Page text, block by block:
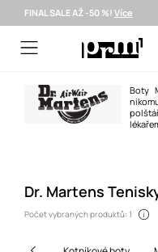
FINAL SALE AŽ -50 %! Více
Boty
Dr. Martens
Počet vybraných produktů: 1